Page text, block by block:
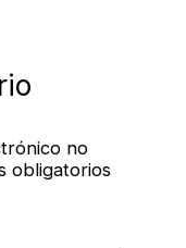
no
obligatorios